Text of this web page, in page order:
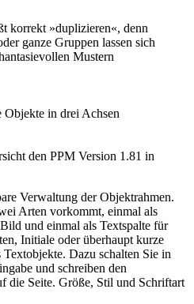
korrekt »duplizieren«, denn
ganze Gruppen lassen sich
Mustern
in drei Achsen
den PPM Version 1.81 in
Verwaltung der Objektrahmen.
Arten vorkommt, einmal als
und einmal als Textspalte für
Initiale oder überhaupt kurze
Dazu schalten Sie in
und schreiben den
die Seite. Größe, Stil und Schriftart